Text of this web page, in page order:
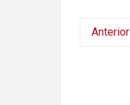
Anterior